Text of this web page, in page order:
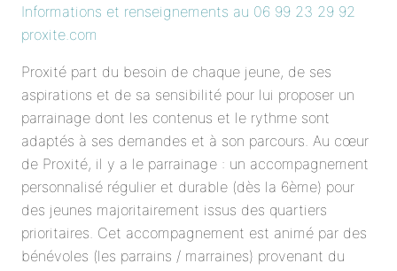
Informations et renseignements au 06 99 23 29 92
proxite.com
Proxité part du besoin de chaque jeune, de ses
aspirations et de sa sensibilité pour lui proposer un
parrainage dont les contenus et le rythme sont
adaptés à ses demandes et à son parcours. Au cœur
de Proxité, il y a le parrainage : un accompagnement
personnalisé régulier et durable (dès la 6ème) pour
des jeunes majoritairement issus des quartiers
prioritaires. Cet accompagnement est animé par des
bénévoles (les parrains / marraines) provenant du